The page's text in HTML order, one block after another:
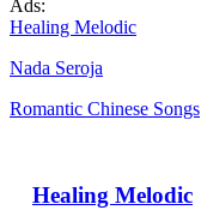
Ads:
Healing Melodic
Nada Seroja
Romantic Chinese Songs
Healing Melodic